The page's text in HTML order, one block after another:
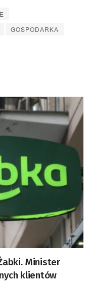
GOSPODARKA
Minister
klientów